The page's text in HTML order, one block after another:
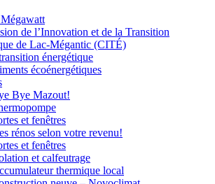
de l’Innovation et de la Transition
de Lac-Mégantic (CITÉ)
énergétique
écoénergétiques
Bye Mazout!
et fenêtres
rénos selon votre revenu!
et fenêtres
et calfeutrage
thermique local